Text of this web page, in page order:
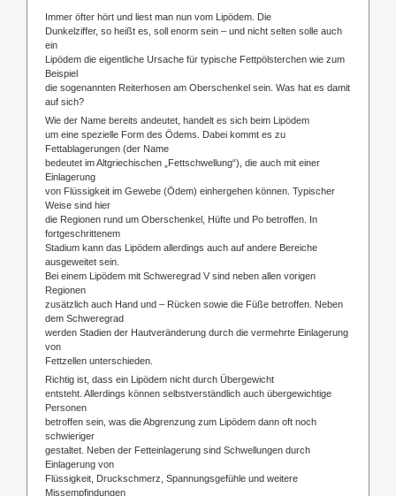
Immer öfter hört und liest man nun vom Lipödem. Die
Dunkelziffer, so heißt es, soll enorm sein – und nicht selten solle auch
ein
Lipödem die eigentliche Ursache für typische Fettpölsterchen wie zum
Beispiel
die sogenannten Reiterhosen am Oberschenkel sein. Was hat es damit
auf sich?
Wie der Name bereits andeutet, handelt es sich beim Lipödem
um eine spezielle Form des Ödems. Dabei kommt es zu
Fettablagerungen (der Name
bedeutet im Altgriechischen „Fettschwellung“), die auch mit einer
Einlagerung
von Flüssigkeit im Gewebe (Ödem) einhergehen können. Typischer
Weise sind hier
die Regionen rund um Oberschenkel, Hüfte und Po betroffen. In
fortgeschrittenem
Stadium kann das Lipödem allerdings auch auf andere Bereiche
ausgeweitet sein.
Bei einem Lipödem mit Schweregrad V sind neben allen vorigen
Regionen
zusätzlich auch Hand und – Rücken sowie die Füße betroffen. Neben
dem Schweregrad
werden Stadien der Hautveränderung durch die vermehrte Einlagerung
von
Fettzellen unterschieden.
Richtig ist, dass ein Lipödem nicht durch Übergewicht
entsteht. Allerdings können selbstverständlich auch übergewichtige
Personen
betroffen sein, was die Abgrenzung zum Lipödem dann oft noch
schwieriger
gestaltet. Neben der Fetteinlagerung sind Schwellungen durch
Einlagerung von
Flüssigkeit, Druckschmerz, Spannungsgefühle und weitere
Missempfindungen